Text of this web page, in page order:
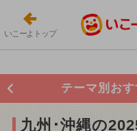
いこーよトップ
テーマ別お
九州･沖縄の